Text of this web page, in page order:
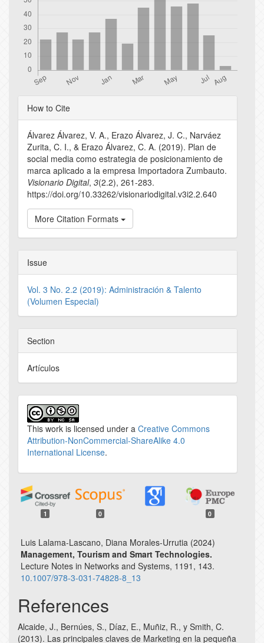
Article
Details
How to Cite
Álvarez Álvarez, V. A., Erazo Álvarez, J. C., Narváez
Zurita, C. I., & Erazo Álvarez, C. A. (2019). Plan de
social media como estrategia de posicionamiento de
marca aplicado a la empresa Importadora Zumbauto.
Visionario Digital, 3(2.2), 261-283.
https://doi.org/10.33262/visionariodigital.v3i2.2.640
More Citation Formats
Issue
Vol. 3 No. 2.2 (2019): Administración & Talento
(Volumen Especial)
Section
Artículos
This work is licensed under a Creative Commons
Attribution-NonCommercial-ShareAlike 4.0
International License.
1 0 0
Luis Lalama-Lascano, Diana Morales-Urrutia (2024)
Management, Tourism and Smart Technologies.
Lecture Notes in Networks and Systems, 1191 , 143.
10.1007/978-3-031-74828-8_13
References
Alcaide, J., Bernúes, S., Díaz, E., Muñiz, R., y Smith, C.
(2013). Las principales claves de Marketing en la pequeña